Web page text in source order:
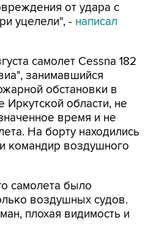
от удара с
уцелели", - написал
самолет Cessna 182
занимавшийся
обстановки в
Иркутской области, не
время и не
На борту находились
командир воздушного
самолета было
воздушных судов.
плохая видимость и